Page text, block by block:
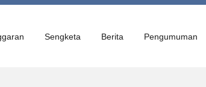
Sengketa Berita Pengumuman